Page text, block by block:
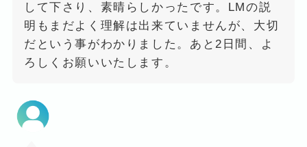
して下さり、素晴らしかったです。LMの説
明もまだよく理解は出来ていませんが、大切
だという事がわかりました。あと2日間、よ
ろしくお願いいたします。